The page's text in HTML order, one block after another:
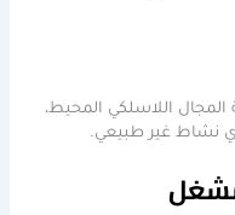
اللاسلكي المحيط،
نشاط غير طبيعي.